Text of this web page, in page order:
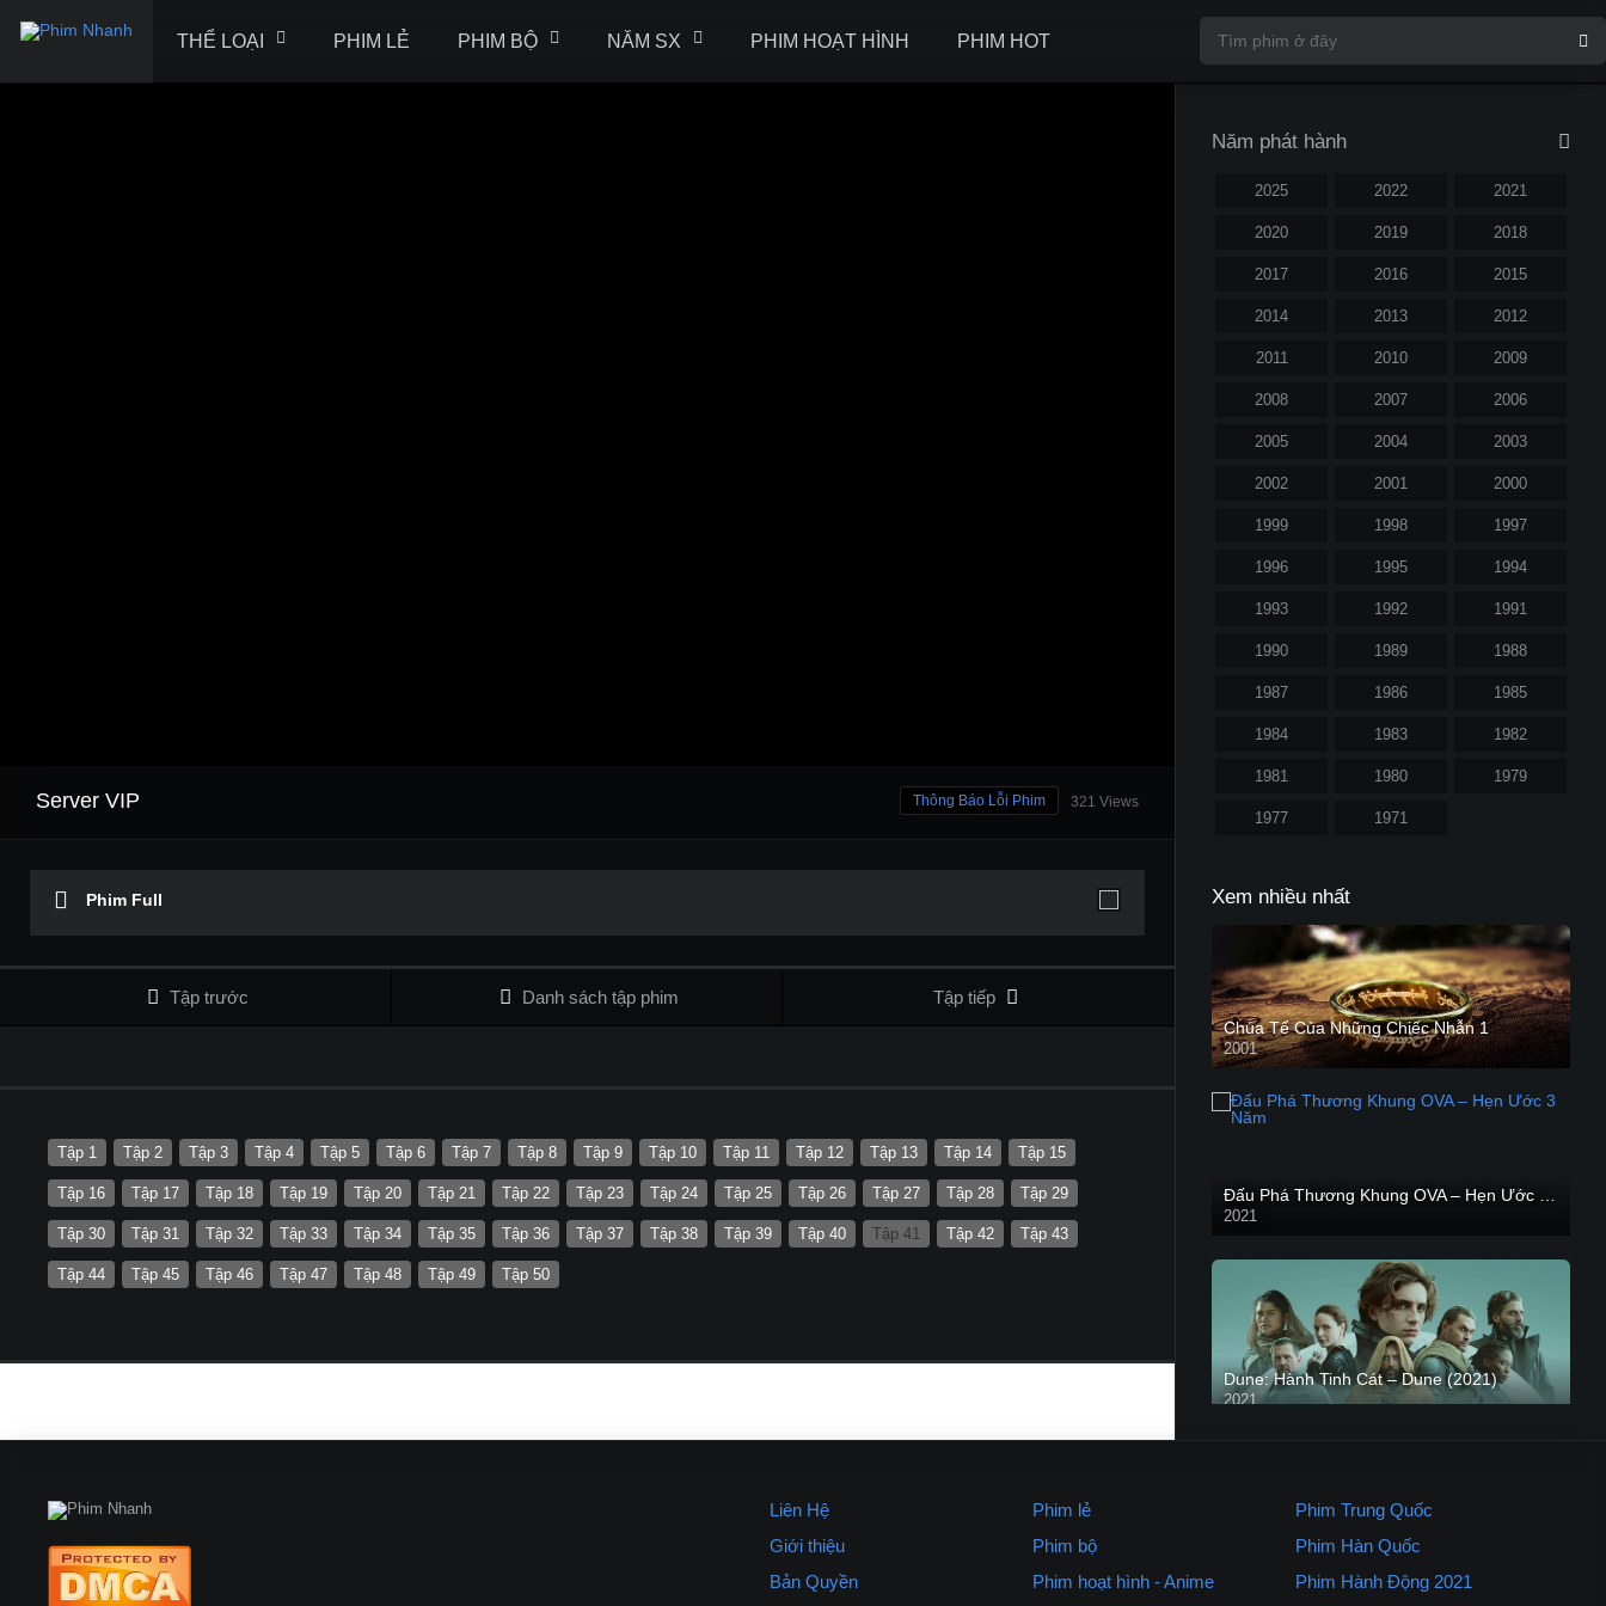
THỂ LOẠI PHIM LẺ PHIM BỘ NĂM SX PHIM HOẠT HÌNH PHIM HOT
Server VIP 321 Views
Thông Báo Lỗi Phim
Phim Full
Tập trước Danh sách tập phim Tập tiếp
Tập 1 Tập 2 Tập 3 Tập 4 Tập 5 Tập 6 Tập 7 Tập 8 Tập 9 Tập 10 Tập 11 Tập 12 Tập 13 Tập 14 Tập 15
Tập 16 Tập 17 Tập 18 Tập 19 Tập 20 Tập 21 Tập 22 Tập 23 Tập 24 Tập 25 Tập 26 Tập 27 Tập 28 Tập 29
Tập 30 Tập 31 Tập 32 Tập 33 Tập 34 Tập 35 Tập 36 Tập 37 Tập 38 Tập 39 Tập 40 Tập 41 Tập 42 Tập 43
Tập 44 Tập 45 Tập 46 Tập 47 Tập 48 Tập 49 Tập 50
Năm phát hành
2025 2022 2021
2020 2019 2018
2017 2016 2015
2014 2013 2012
2011 2010 2009
2008 2007 2006
2005 2004 2003
2002 2001 2000
1999 1998 1997
1996 1995 1994
1993 1992 1991
1990 1989 1988
1987 1986 1985
1984 1983 1982
1981 1980 1979
1977 1971
Xem nhiều nhất
Chúa Tể Của Những Chiếc Nhẫn 1
2001
2021
Dune: Hành Tinh Cát – Dune (2021)
2021
Kẻ Săn Người
Liên Hệ
Giới thiệu
Bản Quyền
Phim lẻ
Phim bộ
Phim hoạt hình - Anime
Phim Trung Quốc
Phim Hàn Quốc
Phim Hành Động 2021